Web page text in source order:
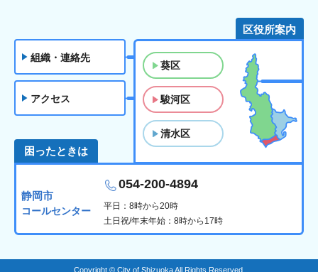
組織・連絡先
アクセス
区役所案内
葵区
駿河区
清水区
困ったときは
静岡市
コールセンター
054-200-4894
平日：8時から20時
土日祝/年末年始：8時から17時
Copyright © City of Shizuoka All Rights Reserved.